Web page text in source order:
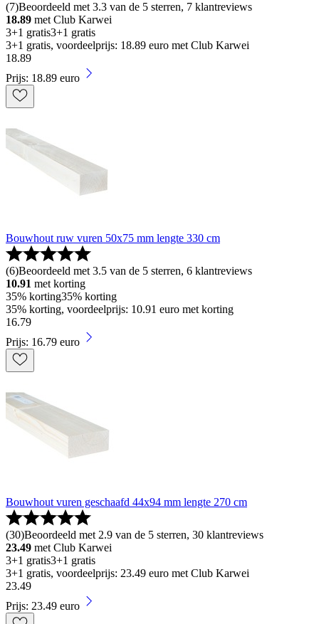
(7)Beoordeeld met 3.3 van de 5 sterren, 7 klantreviews
18.89 met Club Karwei
3+1 gratis3+1 gratis
3+1 gratis, voordeelprijs: 18.89 euro met Club Karwei
18.89
Prijs: 18.89 euro
Bouwhout ruw vuren 50x75 mm lengte 330 cm
(6)Beoordeeld met 3.5 van de 5 sterren, 6 klantreviews
10.91 met korting
35% korting35% korting
35% korting, voordeelprijs: 10.91 euro met korting
16.79
Prijs: 16.79 euro
Bouwhout vuren geschaafd 44x94 mm lengte 270 cm
(30)Beoordeeld met 2.9 van de 5 sterren, 30 klantreviews
23.49 met Club Karwei
3+1 gratis3+1 gratis
3+1 gratis, voordeelprijs: 23.49 euro met Club Karwei
23.49
Prijs: 23.49 euro